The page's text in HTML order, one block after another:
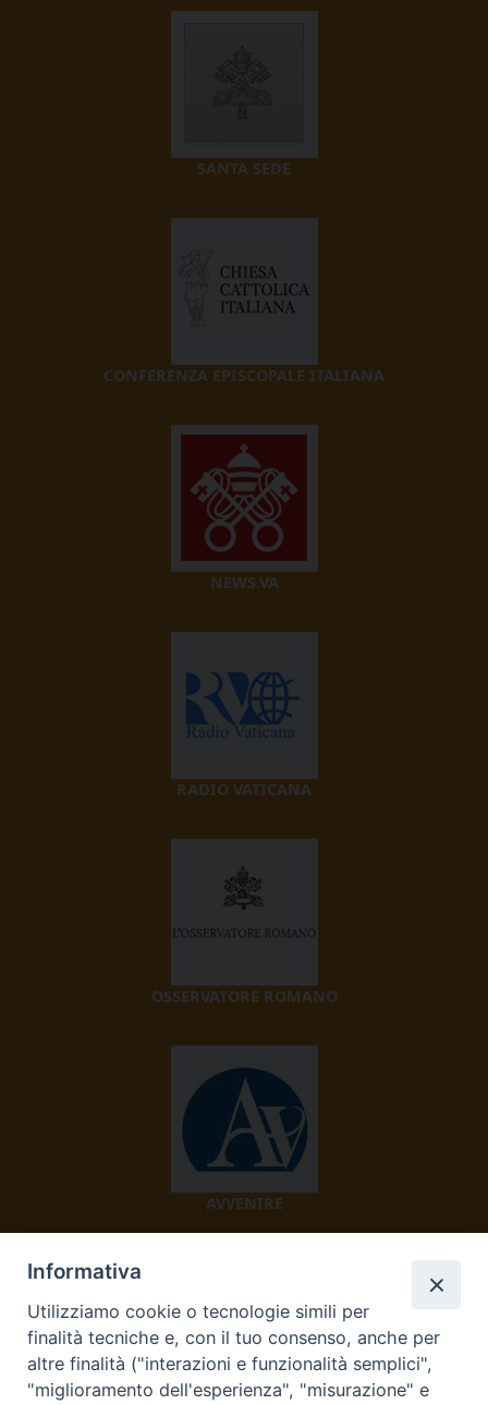
SANTA SEDE
CONFERENZA EPISCOPALE ITALIANA
NEWS.VA
RADIO VATICANA
OSSERVATORE ROMANO
AVVENIRE
Informativa
Utilizziamo cookie o tecnologie simili per
finalità tecniche e, con il tuo consenso, anche per
altre finalità ("interazioni e funzionalità semplici",
"miglioramento dell'esperienza", "misurazione" e